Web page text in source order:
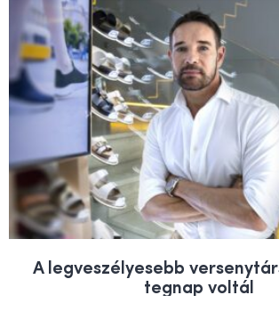
A legveszélyesebb
tegnap voltál